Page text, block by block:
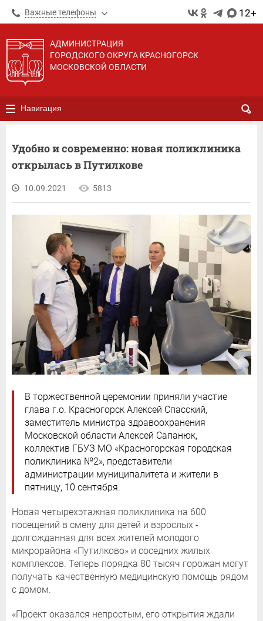
Важные телефоны 12+
АДМИНИСТРАЦИЯ
ГОРОДСКОГО ОКРУГА КРАСНОГОРСК
МОСКОВСКОЙ ОБЛАСТИ
Навигация
Удобно и современно: новая поликлиника
открылась в Путилкове
10.09.2021 5813
В торжественной церемонии приняли участие
глава г.о. Красногорск Алексей Спасский,
заместитель министра здравоохранения
Московской области Алексей Сапанюк,
коллектив ГБУЗ МО «Красногорская городская
поликлиника №2», представители
администрации муниципалитета и жители в
пятницу, 10 сентября.
Новая четырехэтажная поликлиника на 600
посещений в смену для детей и взрослых -
долгожданная для всех жителей молодого
микрорайона «Путилково» и соседних жилых
комплексов. Теперь порядка 80 тысяч горожан могут
получать качественную медицинскую помощь рядом
с домом.
«Проект оказался непростым, его открытия ждали